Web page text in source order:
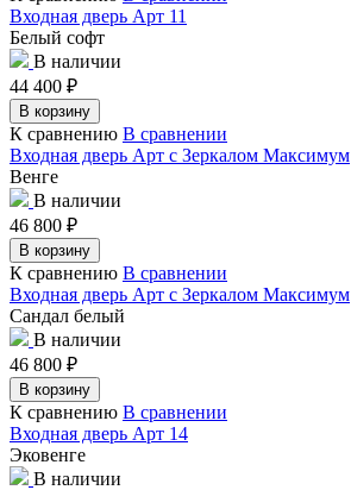
Входная дверь Арт 11
Белый софт
В наличии
44 400 ₽
В корзину
К сравнению В сравнении
Входная дверь Арт с Зеркалом Максимум
Венге
В наличии
46 800 ₽
В корзину
К сравнению В сравнении
Входная дверь Арт с Зеркалом Максимум
Сандал белый
В наличии
46 800 ₽
В корзину
К сравнению В сравнении
Входная дверь Арт 14
Эковенге
В наличии